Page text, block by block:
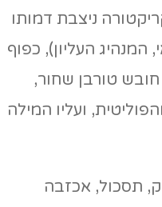
ניצבת דמותו
המנהיג העליון), כפוף
טורבן שחור,
ועליו המילה
תסכול, אכזבה